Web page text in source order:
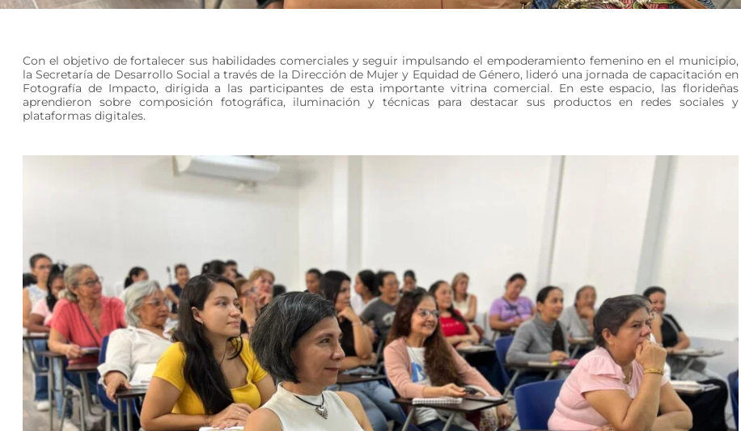
Con el objetivo de fortalecer sus habilidades comerciales y seguir impulsando el empoderamiento femenino en el municipio,
la Secretaría de Desarrollo Social a través de la Dirección de Mujer y Equidad de Género, lideró una jornada de capacitación en
Fotografía de Impacto, dirigida a las participantes de esta importante vitrina comercial. En este espacio, las florideñas
aprendieron sobre composición fotográfica, iluminación y técnicas para destacar sus productos en redes sociales y
plataformas digitales.